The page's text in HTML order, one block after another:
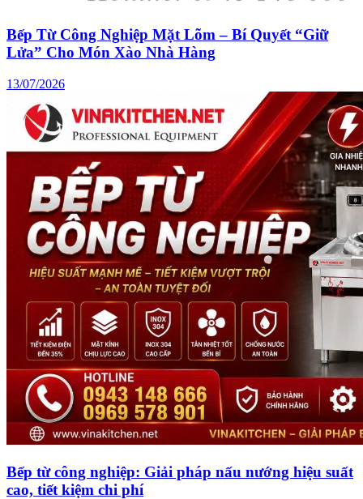
Bếp Từ Công Nghiệp Mặt Lõm – Bí Quyết “Giữ
Lửa” Cho Món Xào Nhà Hàng
13/07/2026
Bếp từ công nghiệp: Giải pháp nấu nướng hiệu suất
cao, tiết kiệm chi phí